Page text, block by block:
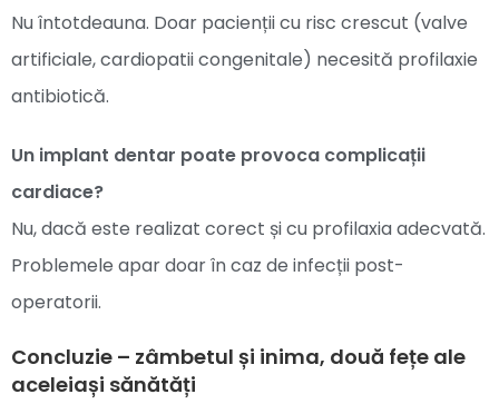
Nu întotdeauna. Doar pacienții cu risc crescut (valve
artificiale, cardiopatii congenitale) necesită profilaxie
antibiotică.
Un implant dentar poate provoca complicații
cardiace?
Nu, dacă este realizat corect și cu profilaxia adecvată.
Problemele apar doar în caz de infecții post-
operatorii.
Concluzie – zâmbetul și inima, două fețe ale
aceleiași sănătăți